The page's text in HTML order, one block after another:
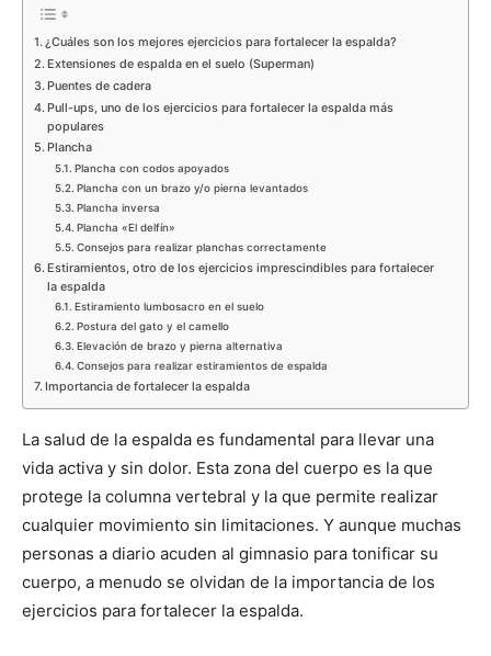
¿Cuáles son los mejores ejercicios para fortalecer la espalda?
Extensiones de espalda en el suelo (Superman)
Puentes de cadera
Pull-ups, uno de los ejercicios para fortalecer la espalda más
populares
Plancha
Plancha con codos apoyados
Plancha con un brazo y/o pierna levantados
Plancha inversa
Plancha «El delfín»
Consejos para realizar planchas correctamente
Estiramientos, otro de los ejercicios imprescindibles para fortalecer
la espalda
Estiramiento lumbosacro en el suelo
Postura del gato y el camello
Elevación de brazo y pierna alternativa
Consejos para realizar estiramientos de espalda
Importancia de fortalecer la espalda
La salud de la espalda es fundamental para llevar una
vida activa y sin dolor. Esta zona del cuerpo es la que
protege la columna vertebral y la que permite realizar
cualquier movimiento sin limitaciones. Y aunque muchas
personas a diario acuden al gimnasio para tonificar su
cuerpo, a menudo se olvidan de la importancia de los
ejercicios para fortalecer la espalda.